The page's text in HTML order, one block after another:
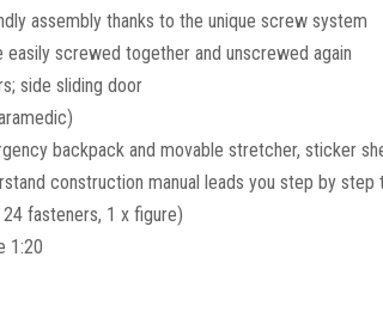
assembly thanks to the unique screw system
easily screwed together and unscrewed again
side sliding door
backpack and movable stretcher, sticker
construction manual leads you step by step
fasteners, 1 x figure)
1:20